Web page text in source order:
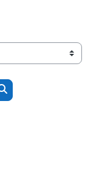
སློབ་ཚན་ཚུ་འཚོལ་ཞིབ་འབད།